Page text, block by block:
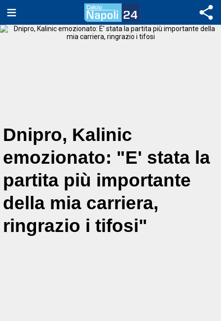
Dnipro, Kalinic
emozionato: "E' stata la
partita più importante
della mia carriera,
ringrazio i tifosi"